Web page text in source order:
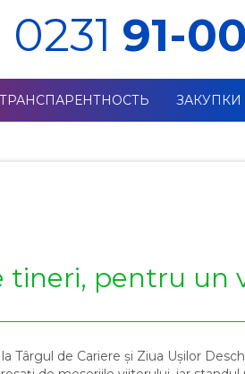
0231 91-
ТРАНСПАРЕНТНОСТЬ
tineri, pentru un
la Târgul de Cariere și Ziua Ușilor